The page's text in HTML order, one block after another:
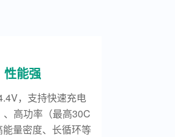
性能强
，支持快速充电
、高功率（最高30C
量密度、长循环等